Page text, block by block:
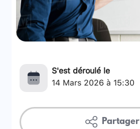
S'est déroulé le
14 Mars 2026 à 15:30
Partager